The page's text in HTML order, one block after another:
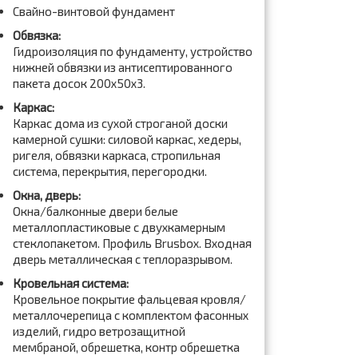
Свайно-винтовой фундамент
Обвязка:
Гидроизоляция по фундаменту, устройство
нижней обвязки из антисептированного
пакета досок 200x50x3.
Каркас:
Каркас дома из сухой строганой доски
камерной сушки: силовой каркас, хедеры,
ригеля, обвязки каркаса, стропильная
система, перекрытия, перегородки.
Окна, дверь:
Окна/балконные двери белые
металлопластиковые с двухкамерным
стеклопакетом. Профиль Brusbox. Входная
дверь металлическая с теплоразрывом.
Кровельная система:
Кровельное покрытие фальцевая кровля/
металлочерепица с комплектом фасонных
изделий, гидро ветрозащитной
мембраной, обрешетка, контр обрешетка